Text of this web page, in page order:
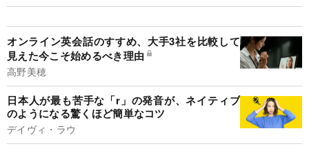
オンライン英会話のすすめ、大手3社を比較して
見えた今こそ始めるべき理由
高野美穂
日本人が最も苦手な「r」の発音が、ネイティブ
のようになる驚くほど簡単なコツ
デイヴィ・ラウ